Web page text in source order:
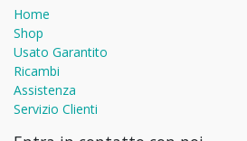
Home
Shop
Usato Garantito
Ricambi
Assistenza
Servizio Clienti